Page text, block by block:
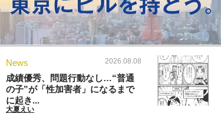
News 2026.08.08
成績優秀、問題行動なし…“普通
の子”が「性加害者」になるまで
に起き...
大夏えい